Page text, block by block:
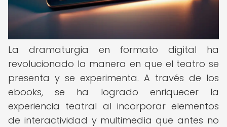
La dramaturgia en formato digital ha
revolucionado la manera en que el teatro se
presenta y se experimenta. A través de los
ebooks, se ha logrado enriquecer la
experiencia teatral al incorporar elementos
de interactividad y multimedia que antes no